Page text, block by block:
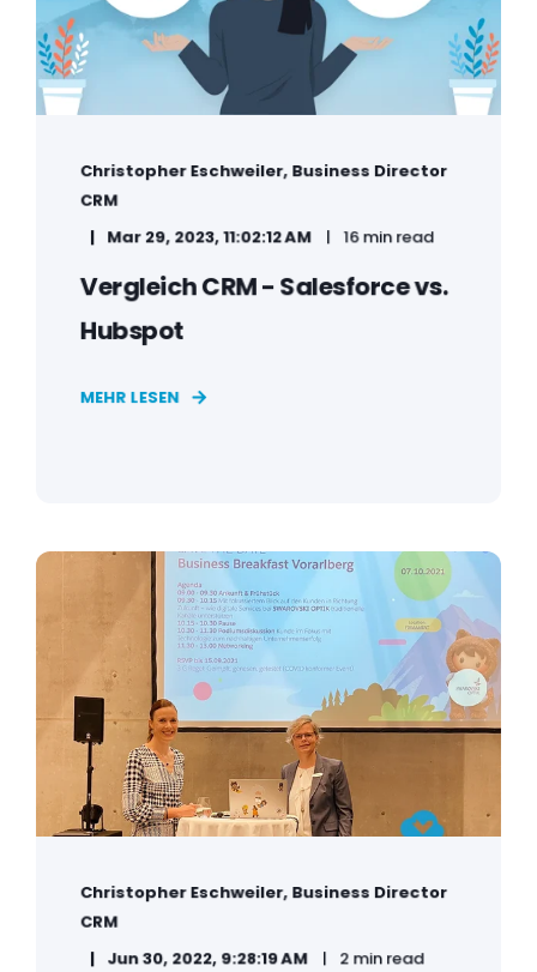
Christopher Eschweiler, Business Director
CRM
Mar 29, 2023, 11:02:12 AM
16 min read
Vergleich CRM - Salesforce vs.
Hubspot
MEHR LESEN
Christopher Eschweiler, Business Director
CRM
Jun 30, 2022, 9:28:19 AM
2 min read